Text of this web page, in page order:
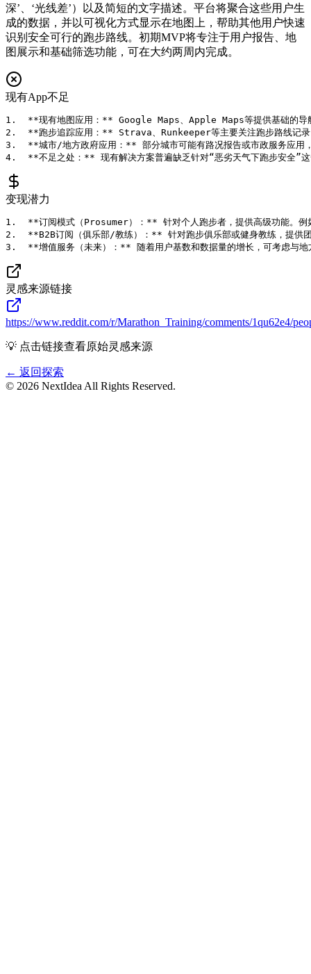
深’、‘光线差’）以及简短的文字描述。平台将聚合这些用户生
成的数据，并以可视化方式显示在地图上，帮助其他用户快速
识别安全可行的跑步路线。初期MVP将专注于用户报告、地
图展示和基础筛选功能，可在大约两周内完成。
现有App不足
1.  **现有地图应用：** Google Maps、Apple Maps等提供基础的导航
2.  **跑步追踪应用：** Strava、Runkeeper等主要关注跑步路线记录、
3.  **城市/地方政府应用：** 部分城市可能有路况报告或市政服务应用，
变现潜力
1.  **订阅模式（Prosumer）：** 针对个人跑步者，提供高级功能。例如
2.  **B2B订阅（俱乐部/教练）：** 针对跑步俱乐部或健身教练，提供团
灵感来源链接
https://www.reddit.com/r/Marathon_Training/comments/1qu62e4/
💡 点击链接查看原始灵感来源
← 返回探索
© 2026 NextIdea All Rights Reserved.